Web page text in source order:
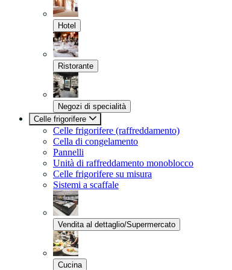
Hotel
Ristorante
Negozi di specialità
Celle frigorifere
Celle frigorifere (raffreddamento)
Cella di congelamento
Pannelli
Unità di raffreddamento monoblocco
Celle frigorifere su misura
Sistemi a scaffale
Vendita al dettaglio/Supermercato
Cucina